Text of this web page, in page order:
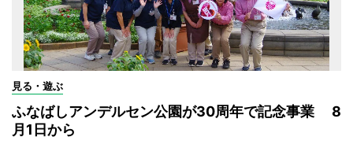
見る・遊ぶ
ふなばしアンデルセン公園が30周年で記念事業 8
月1日から